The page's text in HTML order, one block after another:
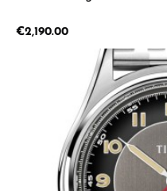
Regular price:
€2,190.00